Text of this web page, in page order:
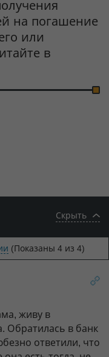
на погашение
или
в
Скрыть
(Показаны 4из 4)
живу в
Обратилась в банк
ответили, что